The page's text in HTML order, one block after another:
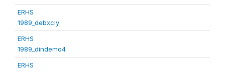
ERHS
1989_debxcly
ERHS
1989_dindemo4
ERHS